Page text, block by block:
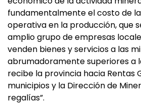
fundamentalmente el costo de
operativa en la producción, que
amplio grupo de empresas
venden bienes y servicios a las
abrumadoramente superiores a
recibe la provincia hacia Rentas
municipios y la Dirección de
regalías”.